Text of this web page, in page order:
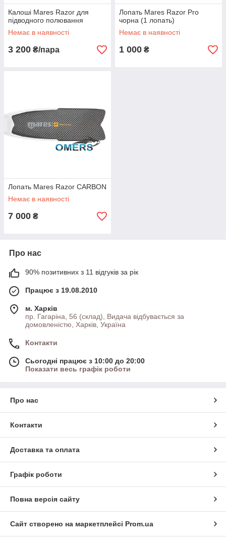
Калоші Mares Razor для
підводного полювання
Немає в наявності
3 200 ₴/пара
Лопать Mares Razor Pro
чорна (1 лопать)
Немає в наявності
1 000 ₴
Лопать Mares Razor CARBON
Немає в наявності
7 000 ₴
Про нас
90% позитивних з 11 відгуків за рік
Працює з 19.08.2010
м. Харків
пр. Гагаріна, 56 (склад), Видача відбувається за
домовленістю, Харків, Україна
Контакти
Сьогодні працює з 10:00 до 20:00
Показати весь графік роботи
Про нас
Контакти
Доставка та оплата
Графік роботи
Повна версія сайту
Сайт створено на маркетплейсі Prom.ua